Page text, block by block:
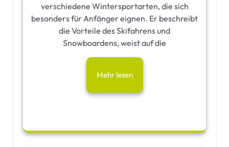
verschiedene Wintersportarten, die sich
besonders für Anfänger eignen. Er beschreibt
die Vorteile des Skifahrens und
Snowboardens, weist auf die
Mehr lesen